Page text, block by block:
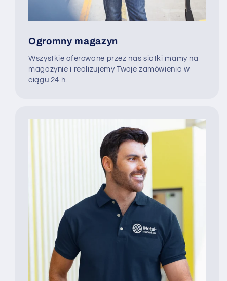
Ogromny magazyn
Wszystkie oferowane przez nas siatki mamy na
magazynie i realizujemy Twoje zamówienia w
ciągu 24 h.